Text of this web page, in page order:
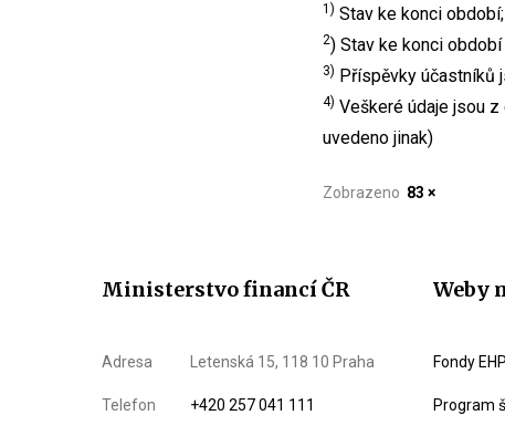
1) Stav ke konci
2) Stav ke konci
3) Příspěvky účastníků
4) Veškeré údaje jsou
uvedeno jinak)
Zobrazeno 83 ×
Ministerstvo financí ČR
Adresa Letenská 15, 118 10 Praha
Telefon +420 257 041 111
Weby
Fondy
Program